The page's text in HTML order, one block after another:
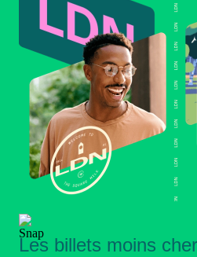
Les billets moins